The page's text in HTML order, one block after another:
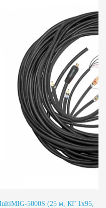
5000S (25 м, КГ 1x95,